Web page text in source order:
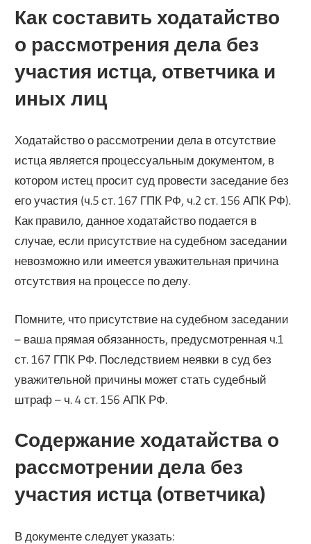
Как составить ходатайство
о рассмотрения дела без
участия истца, ответчика и
иных лиц
Ходатайство о рассмотрении дела в отсутствие
истца является процессуальным документом, в
котором истец просит суд провести заседание без
его участия (ч.5 ст. 167 ГПК РФ, ч.2 ст. 156 АПК РФ).
Как правило, данное ходатайство подается в
случае, если присутствие на судебном заседании
невозможно или имеется уважительная причина
отсутствия на процессе по делу.
Помните, что присутствие на судебном заседании
– ваша прямая обязанность, предусмотренная ч.1
ст. 167 ГПК РФ. Последствием неявки в суд без
уважительной причины может стать судебный
штраф – ч. 4 ст. 156 АПК РФ.
Содержание ходатайства о
рассмотрении дела без
участия истца (ответчика)
В документе следует указать: